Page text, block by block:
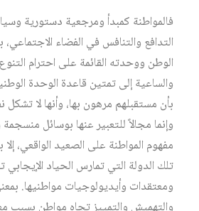
فالمواطنة كمبدأ ومرجعية دستورية
التدافع والتنافس في الفضاء
الوطن ووحدته القائمة على احترام
والساعية إلى تمتين قاعدة الوحدة
بأن مستقبلهم مرهون بها، وأنها لا
وإنما مجالاً للتعبير عنها بوسائل
مفهوم المواطنة على الصعيد الواقعي، إلا
تلك الدولة التي تمارس الحياد الإيجابي
ومعتقدات وأيديولوجيات مواطنيها.